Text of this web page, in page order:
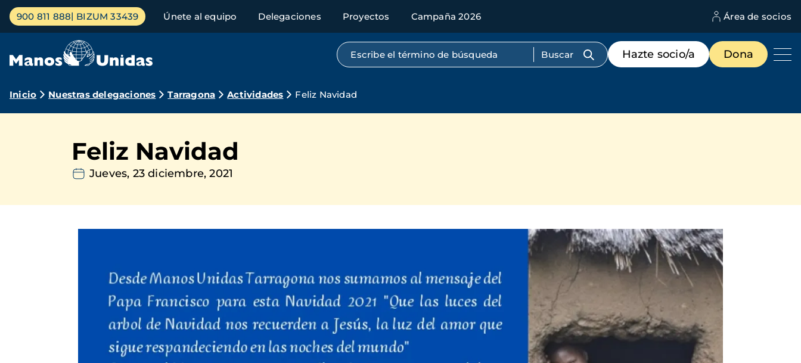
Pasar
contenido
Menú
principal
900 811 888 BIZUM 33439 Únete al equipo Delegaciones Proyectos Campaña 2026 Área de socios
Búsqueda por texto completo
Menú
de
destacados
Hazte socio/a Dona
Ruta
navegación
Inicio Nuestras delegaciones Tarragona Actividades Feliz Navidad
Feliz Navidad
Jueves, 23 diciembre, 2021